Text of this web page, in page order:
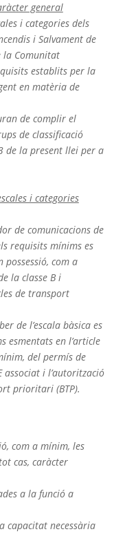
general
i categories dels
i Salvament de
la Comunitat
establits per la
en matèria de
de complir el
de classificació
de la present llei per a
i categories
de comunicacions de
requisits mínims es
possessió, com a
la classe B i
de transport
de l’escala bàsica es
esmentats en l’article
del permís de
associat i l’autorització
prioritari (BTP).
com a mínim, les
cas, caràcter
a la funció a
capacitat necessària